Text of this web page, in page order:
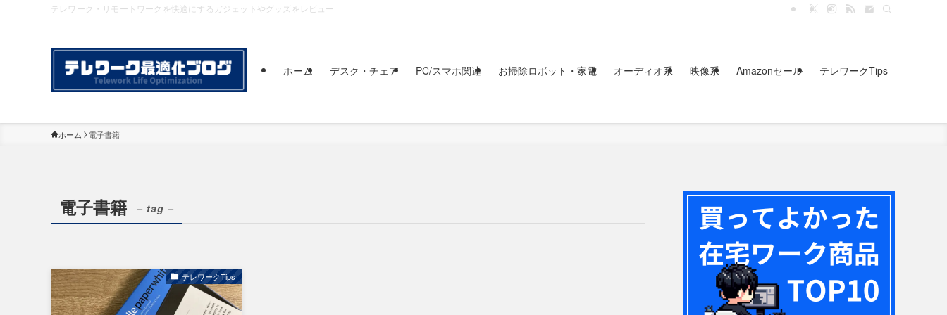
テレワーク・リモートワークを快適にするガジェットやグッズをレビュー
ホーム デスク・チェア PC/スマホ関連 お掃除ロボット・家電 オーディオ系 映像系 Amazonセール テレワークTips
ホーム 電子書籍
電子書籍 – tag –
テレワークTips